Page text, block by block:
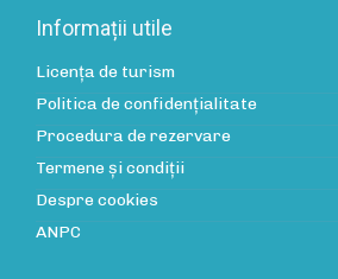
Informații utile
Licența de turism
Politica de confidenţialitate
Procedura de rezervare
Termene și condiții
Despre cookies
ANPC